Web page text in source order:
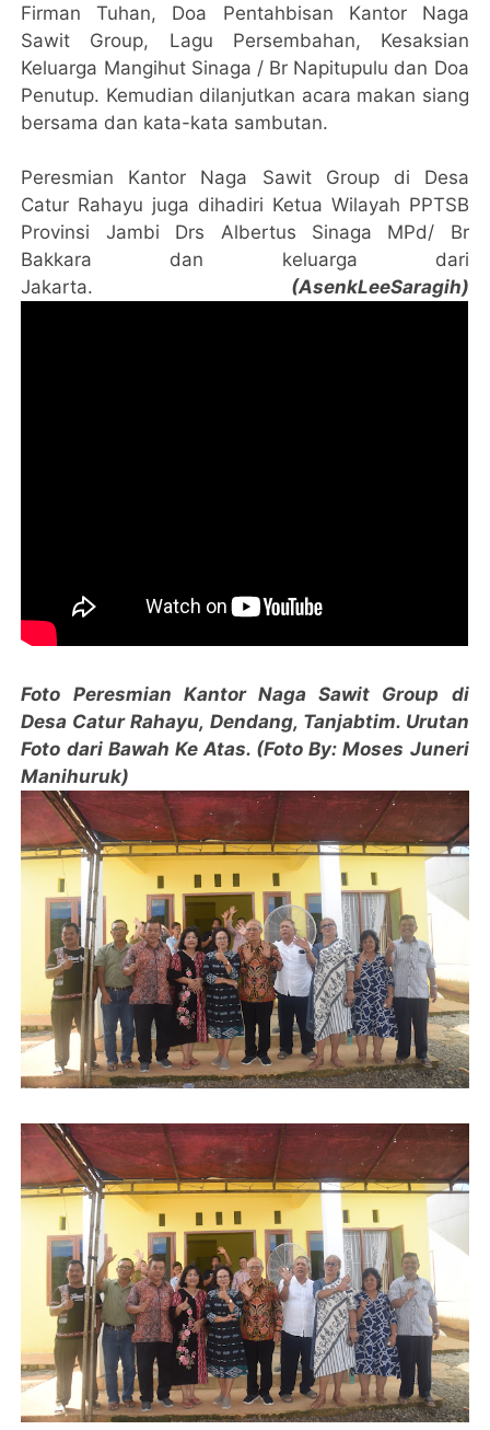
Firman Tuhan, Doa Pentahbisan Kantor Naga
Sawit Group, Lagu Persembahan, Kesaksian
Keluarga Mangihut Sinaga / Br Napitupulu dan Doa
Penutup. Kemudian dilanjutkan acara makan siang
bersama dan kata-kata sambutan.
Peresmian Kantor Naga Sawit Group di Desa
Catur Rahayu juga dihadiri Ketua Wilayah PPTSB
Provinsi Jambi Drs Albertus Sinaga MPd/ Br
Bakkara dan keluarga dari
Jakarta. (AsenkLeeSaragih)
Foto Peresmian Kantor Naga Sawit Group di
Desa Catur Rahayu, Dendang, Tanjabtim. Urutan
Foto dari Bawah Ke Atas. (Foto By: Moses Juneri
Manihuruk)